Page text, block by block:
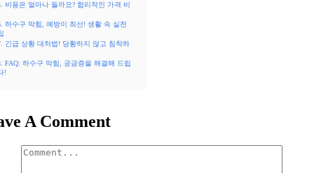
비용은 얼마나 들까요? 합리적인 가격 비
하수구 막힘, 예방이 최선! 생활 속 실천
긴급 상황 대처법! 당황하지 않고 침착하
FAQ: 하수구 막힘, 궁금증을 해결해 드립
!
A Comment